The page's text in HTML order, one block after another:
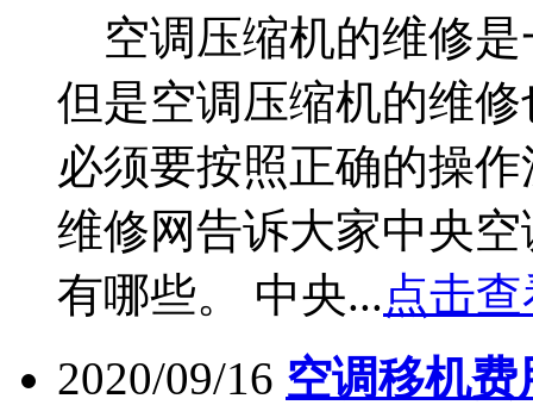
空调压缩机的维修是
但是空调压缩机的维
必须要按照正确的操
维修网告诉大家中央
有哪些。 中央...点击
2020/09/16 空调移机